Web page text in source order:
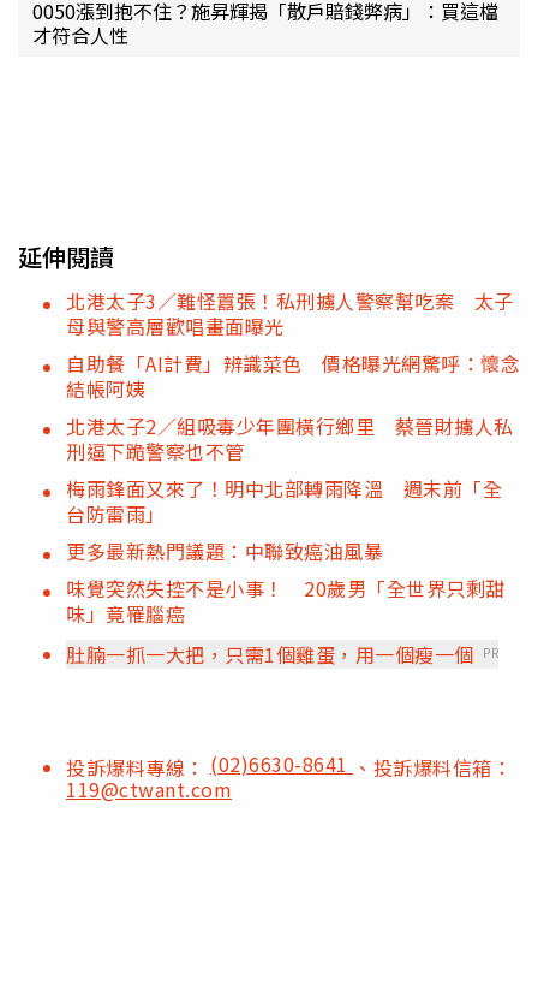
0050漲到抱不住？施昇輝揭「散戶賠錢弊病」：買這檔
才符合人性
延伸閱讀
北港太子3／難怪囂張！私刑擄人警察幫吃案 太子
母與警高層歡唱畫面曝光
自助餐「AI計費」辨識菜色 價格曝光網驚呼：懷念
結帳阿姨
北港太子2／組吸毒少年團橫行鄉里 蔡晉財擄人私
刑逼下跪警察也不管
梅雨鋒面又來了！明中北部轉雨降溫 週末前「全
台防雷雨」
更多最新熱門議題：中聯致癌油風暴
味覺突然失控不是小事！ 20歲男「全世界只剩甜
味」竟罹腦癌
肚腩一抓一大把，只需1個雞蛋，用一個瘦一個 PR
投訴爆料專線： (02)6630-8641 、投訴爆料信箱：
119@ctwant.com